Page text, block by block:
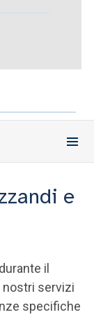
e
il
nostri servizi
specifiche